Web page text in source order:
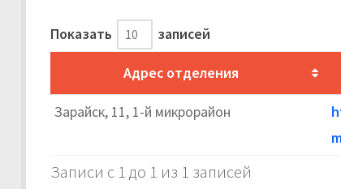
Показать записей
Адрес отделения
Зарайск, 11, 1-й микрорайон
Записи с 1 до 1 из 1 записей